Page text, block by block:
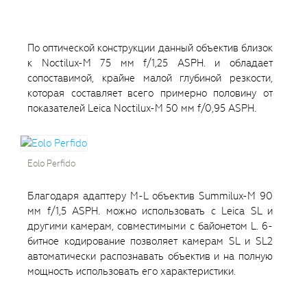
По оптической конструкции данный объектив близок
к Noctilux-M 75 мм f/1,25 ASPH. и обладает
сопоставимой, крайне малой глубиной резкости,
которая составляет всего примерно половину от
показателей Leica Noctilux-M 50 мм f/0,95 ASPH.
Eolo Perfido
Благодаря адаптеру M-L объектив Summilux-M 90
мм f/1,5 ASPH. можно использовать с Leica SL и
другими камерам, совместимыми с байонетом L. 6-
битное кодирование позволяет камерам SL и SL2
автоматически распознавать объектив и на полную
мощность использовать его характеристики.